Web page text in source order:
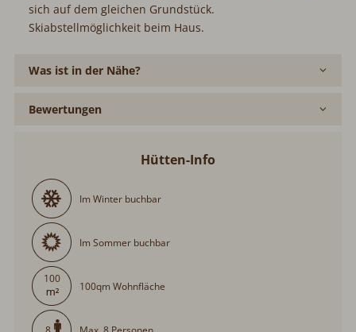
sich auf dem gleichen Grundstück.
Skiabstellmöglichkeit beim Haus.
Was ist in der Nähe?
Bewertungen
Hütten-Info
Im Winter buchbar
Im Sommer buchbar
100
100qm Wohnfläche